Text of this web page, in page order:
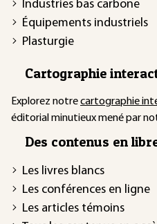
Industries bas carbone
Équipements industriels
Plasturgie
Cartographie
Explorez notrecartographie
éditorial minutieux mené par
Des contenus en
Les livres blancs
Les conférences en ligne
Les articles témoins